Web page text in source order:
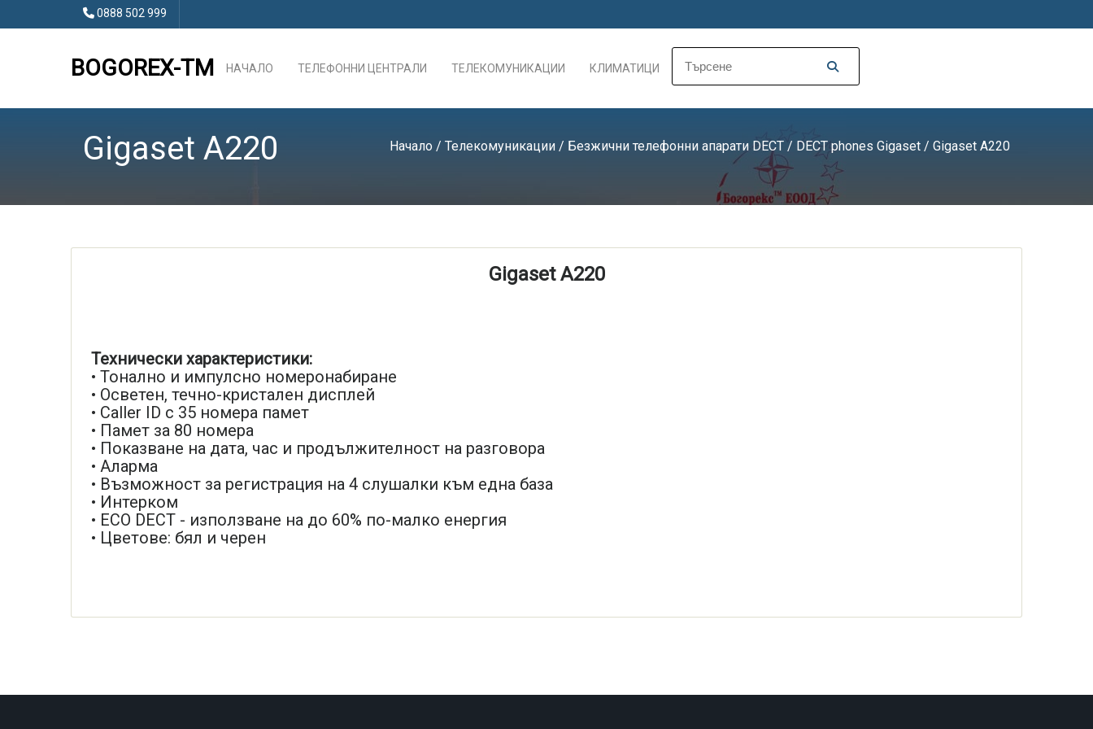
0888 502 999
BOGOREX-TM НАЧАЛО ТЕЛЕФОННИ ЦЕНТРАЛИ ТЕЛЕКОМУНИКАЦИИ КЛИМАТИЦИ
Gigaset A220 Начало / Телекомуникации / Безжични телефонни апарати DECT / DECT phones Gigaset / Gigaset A220
Gigaset A220
Технически характеристики:
• Тонално и импулсно номеронабиране
• Осветен, течно-кристален дисплей
• Caller ID с 35 номера памет
• Памет за 80 номера
• Показване на дата, час и продължителност на разговора
• Аларма
• Възможност за регистрация на 4 слушалки към една база
• Интерком
• ECO DECT - използване на до 60% по-малко енергия
• Цветове: бял и черен